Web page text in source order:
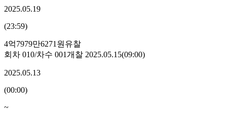
2025.05.19
(23:59)
4억7979만6271원 유찰
회차 010/차수 001개찰 2025.05.15(09:00)
2025.05.13
(00:00)
~